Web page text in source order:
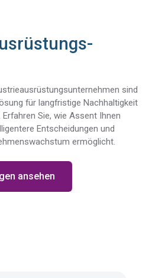
sind
für langfristige Nachhaltigkeit
Sie, wie Assent Ihnen
Entscheidungen und
ermöglicht.
ansehen